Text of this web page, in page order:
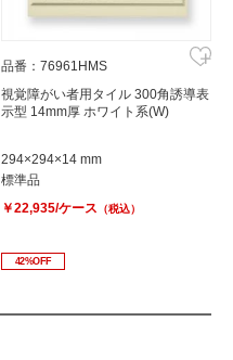
品番：76961HMS
視覚障がい者用タイル 300角誘導表
示型 14mm厚 ホワイト系(W)
294×294×14 mm
標準品
￥22,935/ケース （税込）
42%OFF